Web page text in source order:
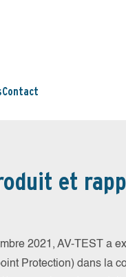
Contact
et
2021, AV-TEST a
Protection) dans la